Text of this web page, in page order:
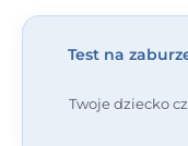
Test na
Twoje dziecko